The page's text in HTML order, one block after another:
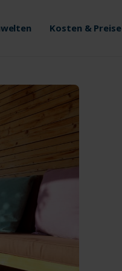
Kosten & Preise